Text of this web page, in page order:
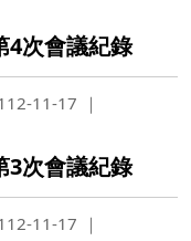
4次會議紀錄
11-17
3次會議紀錄
11-17